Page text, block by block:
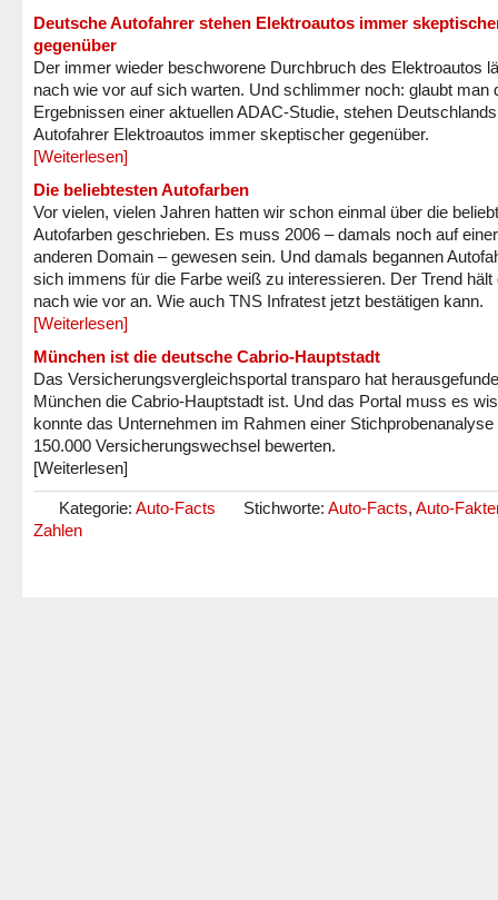
Deutsche Autofahrer stehen Elektroautos immer
gegenüber
Der immer wieder beschworene Durchbruch des Elektroautos
nach wie vor auf sich warten. Und schlimmer noch: glaubt man
Ergebnissen einer aktuellen ADAC-Studie, stehen Deutschlands
Autofahrer Elektroautos immer skeptischer gegenüber.
[Weiterlesen]
Die beliebtesten Autofarben
Vor vielen, vielen Jahren hatten wir schon einmal über die
Autofarben geschrieben. Es muss 2006 – damals noch auf einer
anderen Domain – gewesen sein. Und damals begannen
sich immens für die Farbe weiß zu interessieren. Der Trend hält
nach wie vor an. Wie auch TNS Infratest jetzt bestätigen kann.
[Weiterlesen]
München ist die deutsche Cabrio-Hauptstadt
Das Versicherungsvergleichsportal transparo hat
München die Cabrio-Hauptstadt ist. Und das Portal muss es
konnte das Unternehmen im Rahmen einer Stichprobenanalyse
150.000 Versicherungswechsel bewerten.
[Weiterlesen]
Kategorie: Auto-Facts Stichworte: Auto-Facts, Auto-
Zahlen